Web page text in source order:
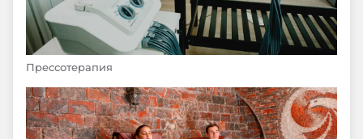
Прессотерапия